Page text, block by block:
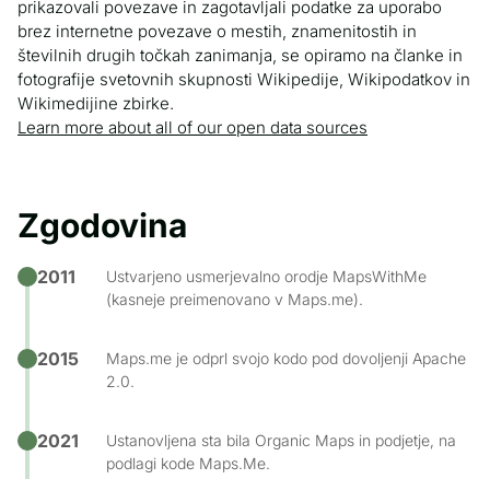
prikazovali povezave in zagotavljali podatke za uporabo
brez internetne povezave o mestih, znamenitostih in
številnih drugih točkah zanimanja, se opiramo na članke in
fotografije svetovnih skupnosti Wikipedije, Wikipodatkov in
Wikimedijine zbirke.
Learn more about all of our open data sources
Zgodovina
2011
Ustvarjeno usmerjevalno orodje MapsWithMe
(kasneje preimenovano v Maps.me).
2015
Maps.me je odprl svojo kodo pod dovoljenji Apache
2.0.
2021
Ustanovljena sta bila Organic Maps in podjetje, na
podlagi kode Maps.Me.